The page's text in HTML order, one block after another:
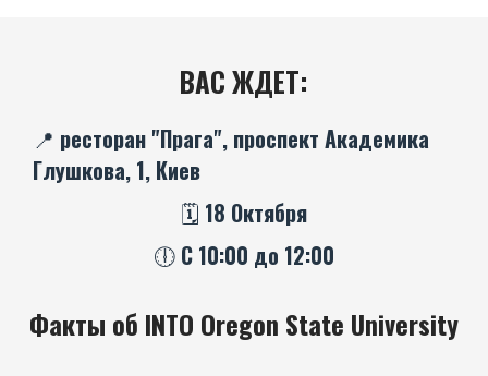
ВАС ЖДЕТ:
📍 ресторан "Прага", проспект Академика
Глушкова, 1, Киев
🗓️ 18 Октября
🕕 С 10:00 до 12:00
Факты об INTO Oregon State University